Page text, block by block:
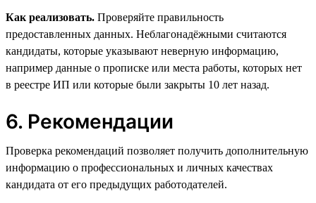
Как реализовать. Проверяйте правильность
предоставленных данных. Неблагонадёжными считаются
кандидаты, которые указывают неверную информацию,
например данные о прописке или места работы, которых нет
в реестре ИП или которые были закрыты 10 лет назад.
6. Рекомендации
Проверка рекомендаций позволяет получить дополнительную
информацию о профессиональных и личных качествах
кандидата от его предыдущих работодателей.